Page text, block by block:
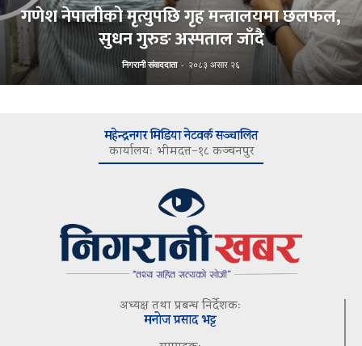
गणेश नेपालीको मृत्युपछि गृह मन्त्रालयमा छलफल,
सुधन गुरुङ अस्पताल जाँदै
निगरानी संवाददाता - २०८३ असार २६
महेन्द्रनगर मिडिया नेटवर्क सञ्चालित
कार्यालयः भीमदत्त–१८ कञ्चनपुर
अध्यक्ष तथा प्रबन्ध निर्देशकः
मनोज प्रसाद भट्ट